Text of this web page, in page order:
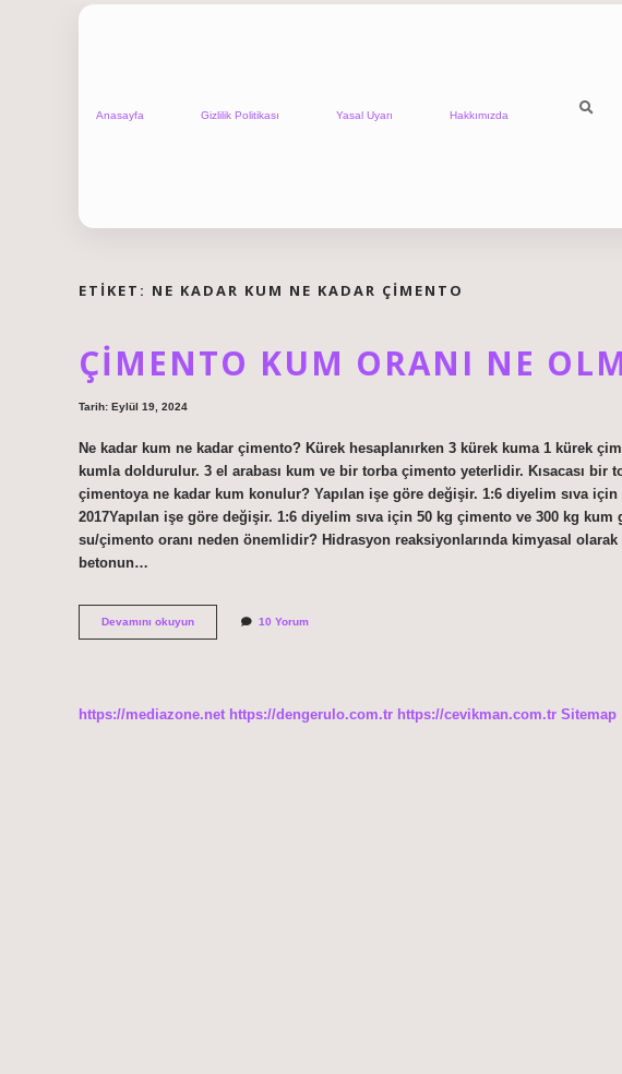
Anasayfa Gizlilik Politikası Yasal Uyarı Hakkımızda
ETIKET: NE KADAR KUM NE KADAR ÇIMENTO
ÇIMENTO KUM ORANI NE
Tarih: Eylül 19, 2024
Ne kadar kum ne kadar çimento? Kürek hesaplanırken 3 kürek kuma 1 kürek
kumla doldurulur. 3 el arabası kum ve bir torba çimento yeterlidir. Kısacası bir
çimentoya ne kadar kum konulur? Yapılan işe göre değişir. 1:6 diyelim sıva
2017Yapılan işe göre değişir. 1:6 diyelim sıva için 50 kg çimento ve 300 kg
su/çimento oranı neden önemlidir? Hidrasyon reaksiyonlarında kimyasal
betonun…
Devamını okuyunÇimento
Kum
10 Yorum
https://mediazone.net https://dengerulo.com.tr https://cevikman.com.tr Sitemap